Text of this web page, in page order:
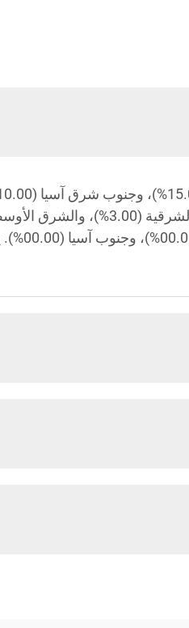
وآسيا الشرقية (00.00%)، وأمريكا الوسطى